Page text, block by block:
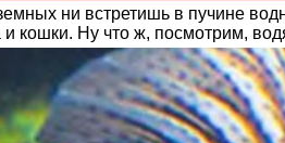
ни встретишь в пучине
кошки. Ну что ж, посмотрим,